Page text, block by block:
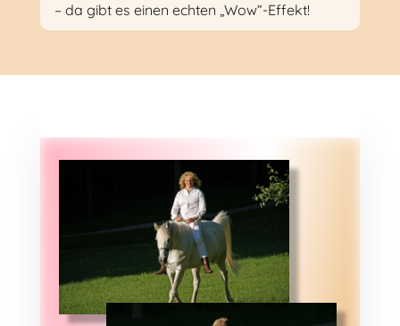
– da gibt es einen echten „Wow“-Effekt!